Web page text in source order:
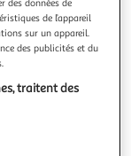
produit ?
des données de
de l’appareil
sur un appareil.
des publicités et du
traitent des